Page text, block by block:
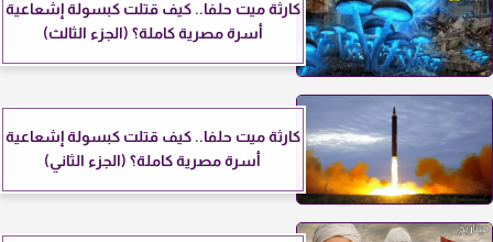
كارثة ميت حلفا.. كيف قتلت كبسولة إشعاعية
أسرة مصرية كاملة؟ (الجزء الثالث)
كارثة ميت حلفا.. كيف قتلت كبسولة إشعاعية
أسرة مصرية كاملة؟ (الجزء الثاني)